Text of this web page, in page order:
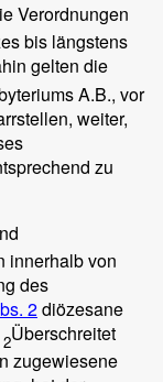
Verordnungen
bis längstens
gelten die
A.B., vor
weiter,
zu
innerhalb von
des
2diözesane
2Überschreitet
zugewiesene